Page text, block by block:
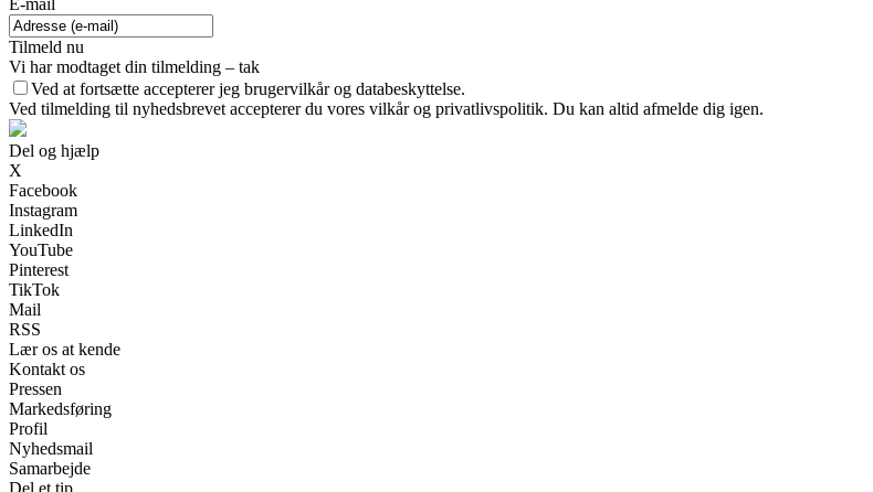
E-mail
Tilmeld nu
Vi har modtaget din tilmelding – tak
Ved at fortsætte accepterer jeg brugervilkår og databeskyttelse.
Ved tilmelding til nyhedsbrevet accepterer du vores vilkår og privatlivspolitik. Du kan altid afmelde dig igen.
Del og hjælp
X
Facebook
Instagram
LinkedIn
YouTube
Pinterest
TikTok
Mail
RSS
Lær os at kende
Kontakt os
Pressen
Markedsføring
Profil
Nyhedsmail
Samarbejde